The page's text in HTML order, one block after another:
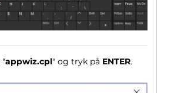
"appwiz.cpl" og tryk på ENTER.